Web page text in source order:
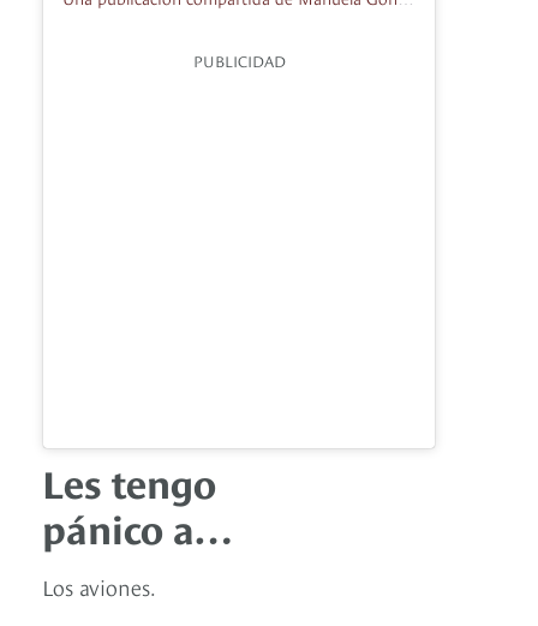
PUBLICIDAD
Les tengo
pánico a…
Los aviones.